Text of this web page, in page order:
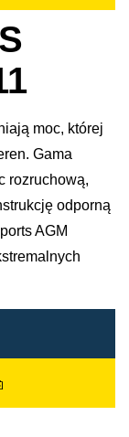
moc, której
Gama
rozruchową,
odporną
AGM